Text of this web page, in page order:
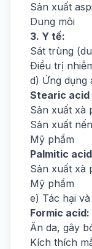
Sản xuất
Dung môi
3. Y tế:
Sát trùng
Điều trị
d) Ứng dụng
Stearic acid
Sản xuất xà
Sản xuất nến
Mỹ phẩm
Palmitic acid
Sản xuất xà
Mỹ phẩm
e) Tác hại
Formic acid:
Ăn da, gây
Kích thích